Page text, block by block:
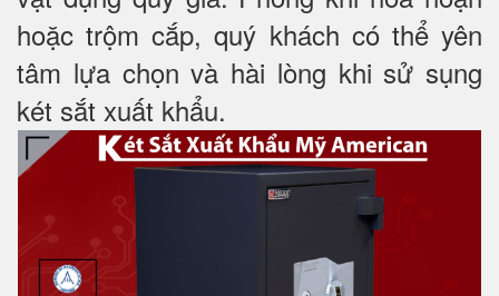
hoặc trộm cắp, quý khách có thể yên
tâm lựa chọn và hài lòng khi sử sụng
két sắt xuất khẩu.